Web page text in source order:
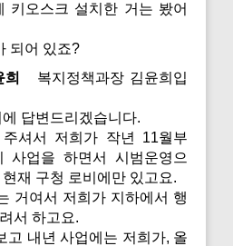
키오스크 설치한 거는 봤어
되어 있죠?
복지정책과장 김윤희입
답변드리겠습니다.
셔서 저희가 작년 11월부
사업을 하면서 시범운영으
재 구청 로비에만 있고요.
거여서 저희가 지하에서 행
서 하고요.
고 내년 사업에는 저희가, 올